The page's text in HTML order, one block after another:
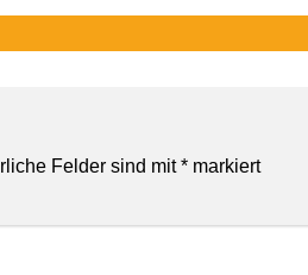
Felder sind mit* markiert